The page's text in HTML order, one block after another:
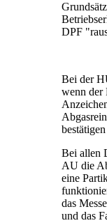
DPF
Bei der
wenn der
Bei allen
AU die
eine
das
und das